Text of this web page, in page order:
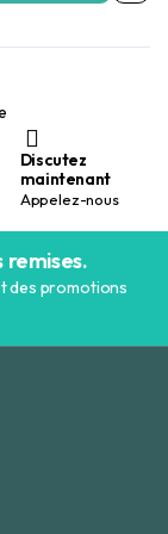
Discutez
maintenant
Appelez-nous
des promotions